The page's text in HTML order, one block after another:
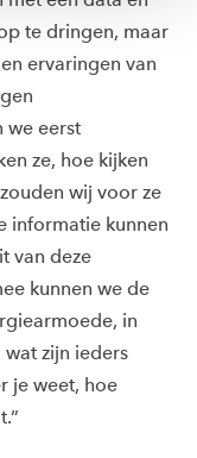
te dringen, maar
ervaringen van
we eerst
ze, hoe kijken
wij voor ze
informatie kunnen
van deze
kunnen we de
in
zijn ieders
je weet, hoe